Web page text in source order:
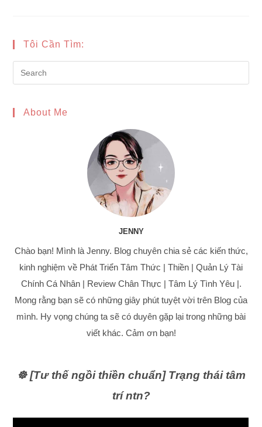
BỈM
VÀ
Tôi Cần Tìm:
About Me
JENNY
Chào bạn! Mình là Jenny. Blog chuyên chia sẻ các kiến thức,
kinh nghiệm về Phát Triển Tâm Thức | Thiền | Quản Lý Tài
Chính Cá Nhân | Review Chân Thực | Tâm Lý Tình Yêu |.
Mong rằng bạn sẽ có những giây phút tuyệt vời trên Blog của
mình. Hy vọng chúng ta sẽ có duyên gặp lại trong những bài
viết khác. Cảm ơn bạn!
☸️ [Tư thế ngồi thiền chuẩn] Trạng thái tâm
trí ntn?